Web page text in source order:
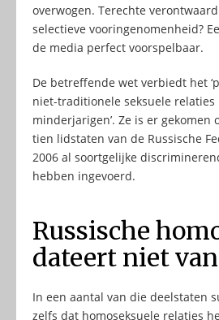
overwogen. Terechte
selectieve vooringenomenheid?
de media perfect voorspelbaar.
De betreffende wet verbiedt het
niet-traditionele seksuele relaties
minderjarigen’. Ze is er gekomen
tien lidstaten van de Russische
2006 al soortgelijke
hebben ingevoerd.
Russische
dateert niet
In een aantal van die deelstaten
zelfs dat homoseksuele relaties